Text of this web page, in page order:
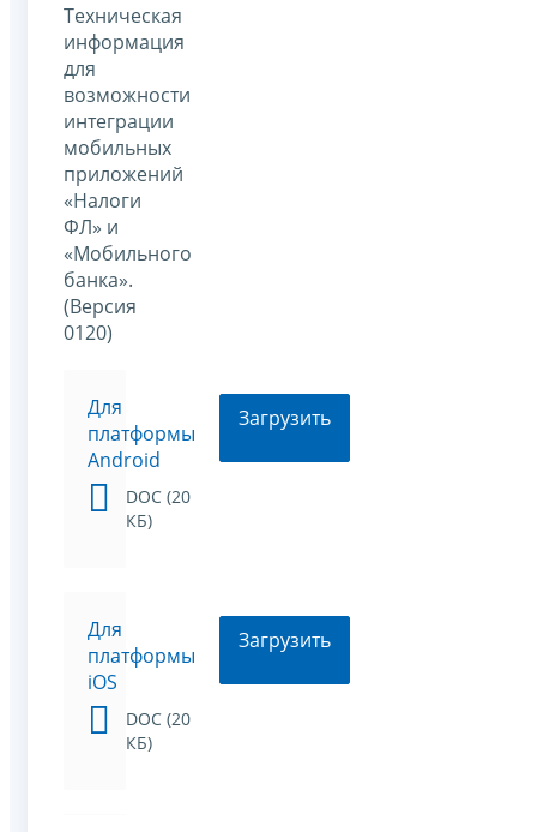
Техническая
информация
для
возможности
интеграции
мобильных
приложений
«Налоги
ФЛ» и
«Мобильного
банка».
(Версия
0120)
Для
платформы
Android
DOC (20
КБ)
Загрузить
Для
платформы
iOS
DOC (20
КБ)
Загрузить